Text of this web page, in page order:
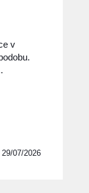
v
29/07/2026